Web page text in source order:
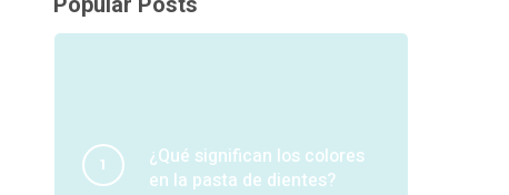
¿Qué significan los colores
en la pasta de dientes?